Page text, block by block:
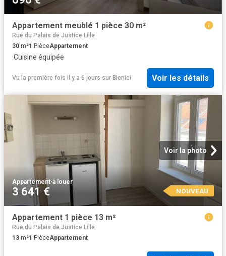
Appartement meublé 1 pièce 30 m²
Rue du Palais de Justice Lille
30 m²1 PièceAppartement
·Cuisine équipée
Vu la première fois il y a 6 jours sur Bienici Voir les détails
Voir la photo
Appartement·à louer
3 641 € NOUVEAU
Appartement 1 pièce 13 m²
Rue du Palais de Justice Lille
13 m²1 PièceAppartement